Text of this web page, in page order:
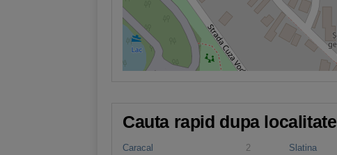
Cauta rapid dupa localitate
Caracal 2 Slatina